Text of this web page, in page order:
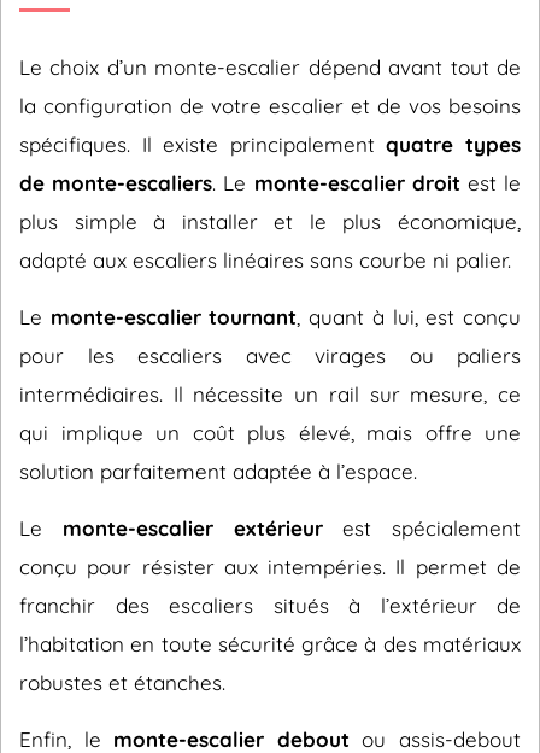
Le choix d’un monte-escalier dépend avant tout de
la configuration de votre escalier et de vos besoins
spécifiques. Il existe principalementquatre types
de monte-escaliers. Le monte-escalier droit est le
plus simple à installer et le plus économique,
adapté aux escaliers linéaires sans courbe ni palier.
Le monte-escalier tournant , quant à lui, est conçu
pour les escaliers avec virages ou paliers
intermédiaires. Il nécessite un rail sur mesure, ce
qui implique un coût plus élevé, mais offre une
solution parfaitement adaptée à l’espace.
Le monte-escalier extérieurest spécialement
conçu pour résister aux intempéries. Il permet de
franchir des escaliers situés à l’extérieur de
l’habitation en toute sécurité grâce à des matériaux
robustes et étanches.
Enfin, le monte-escalier debout ou assis-debout